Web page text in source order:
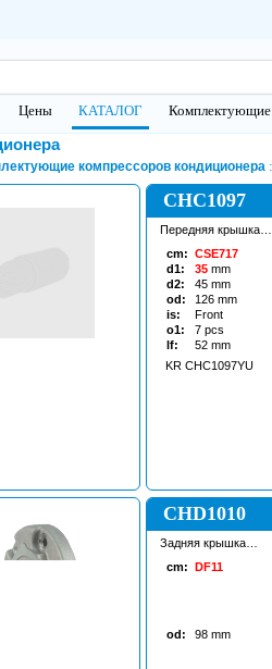
Цены КАТАЛОГ Комплектующие
компрессоров кондиционера
CHC1097
Передняя крышка
cm: CSE717
d1:
35 mm
d2:
45 mm
od:
126 mm
is:
Front
o1:
7 pcs
lf:
52 mm
KR CHC1097YU
CHD1010
Задняя крышка
кондиционера
cm: DF11
od: 98 mm